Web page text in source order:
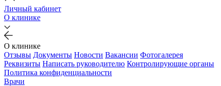
Личный кабинет
О клинике
О клинике
Отзывы Документы Новости Вакансии Фотогалерея
Реквизиты Написать руководителю Контролирующие органы
Политика конфиденциальности
Врачи